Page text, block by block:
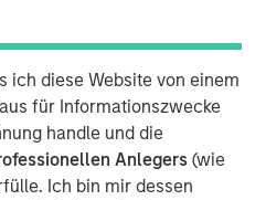
ich diese Website von einem
aus für Informationszwecke
handle und die
Anlegers(wie
Ich bin mir dessen
to hospital operating rooms
hospitals in 46 U.S. states, it
perfusion,
(“ECMO”),
(“IONM”), and autologous
SpecialtyCare is